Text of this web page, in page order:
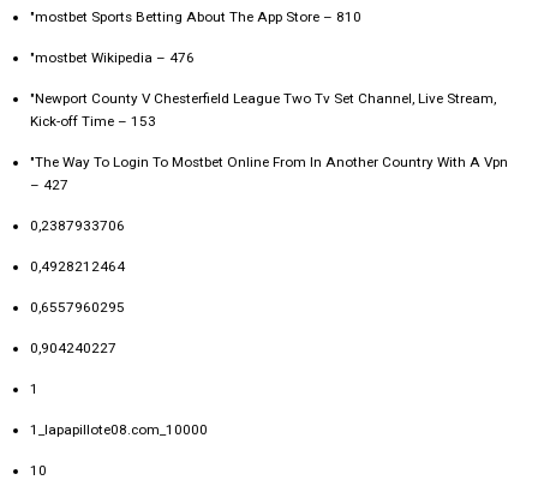
"‎mostbet Sports Betting About The App Store – 810
"mostbet Wikipedia – 476
"Newport County V Chesterfield League Two Tv Set Channel, Live Stream,
Kick-off Time – 153
"The Way To Login To Mostbet Online From In Another Country With A Vpn
– 427
0,2387933706
0,4928212464
0,6557960295
0,904240227
1
1_lapapillote08.com_10000
10